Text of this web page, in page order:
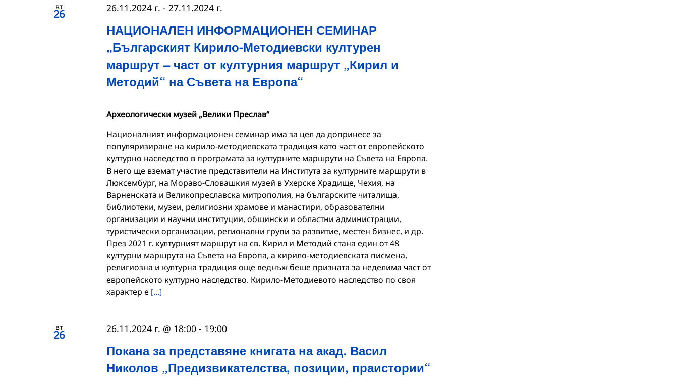
вт
26
НАЦИОНАЛЕН ИНФОРМАЦИОНЕН СЕМИНАР
„Българският Кирило-Методиевски културен
маршрут – част от културния маршрут „Кирил и
Методий“ на Съвета на Европа“
26.11.2024 г. - 27.11.2024 г.
Археологически музей „Велики Преслав“
Националният информационен семинар има за цел да допринесе за
популяризиране на кирило-методиевската традиция като част от европейското
културно наследство в програмата за културните маршрути на Съвета на Европа.
В него ще вземат участие представители на Института за културните маршрути в
Люксембург, на Мораво-Словашкия музей в Ухерске Храдище, Чехия, на
Варненската и Великопреславска митрополия, на българските читалища,
библиотеки, музеи, религиозни храмове и манастири, образователни
организации и научни институции, общински и областни администрации,
туристически организации, регионални групи за развитие, местен бизнес, и др.
През 2021 г. културният маршрут на св. Кирил и Методий стана един от 48
културни маршрута на Съвета на Европа, а кирило-методиевската писмена,
религиозна и културна традиция още веднъж беше призната за неделима част от
европейското културно наследство. Кирило-Методиевото наследство по своя
характер е [...]
вт
26
Покана за представяне книгата на акад. Васил
Николов „Предизвикателства, позиции, праистории“
26.11.2024 г. @ 18:00- 19:00